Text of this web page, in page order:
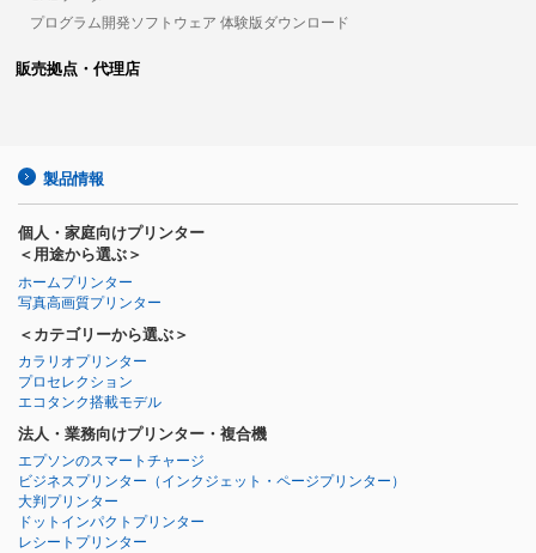
プログラム開発ソフトウェア 体験版ダウンロード
販売拠点・代理店
製品情報
個人・家庭向けプリンター
＜用途から選ぶ＞
ホームプリンター
写真高画質プリンター
＜カテゴリーから選ぶ＞
カラリオプリンター
プロセレクション
エコタンク搭載モデル
法人・業務向けプリンター・複合機
エプソンのスマートチャージ
ビジネスプリンター （インクジェット・ページプリンター）
大判プリンター
ドットインパクトプリンター
レシートプリンター